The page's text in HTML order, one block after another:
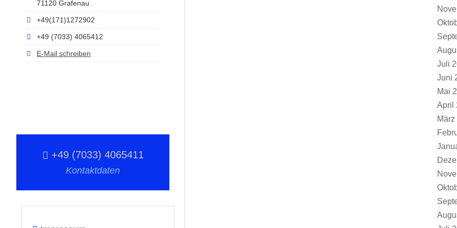
71120 Grafenau
+49(171)1272902
+49 (7033) 4065412
E-Mail schreiben
+49 (7033) 4065411
Kontaktdaten
Juli
Juni
Mai
April